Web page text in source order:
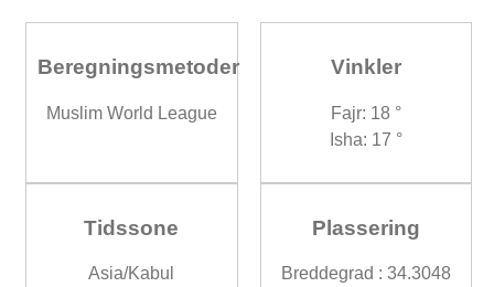
Beregningsmetoder
Muslim World League
Vinkler
Fajr: 18 °
Isha: 17 °
Tidssone
Asia/Kabul
Plassering
Breddegrad : 34.3048